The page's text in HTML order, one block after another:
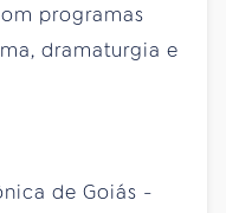
programas
dramaturgia e
de Goiás -